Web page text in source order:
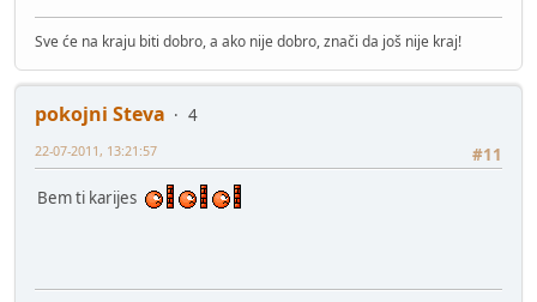
Sve će na kraju biti dobro, a ako nije dobro, znači da još nije kraj!
pokojni Steva
4
#11
22-07-2011, 13:21:57
Bem ti karijes